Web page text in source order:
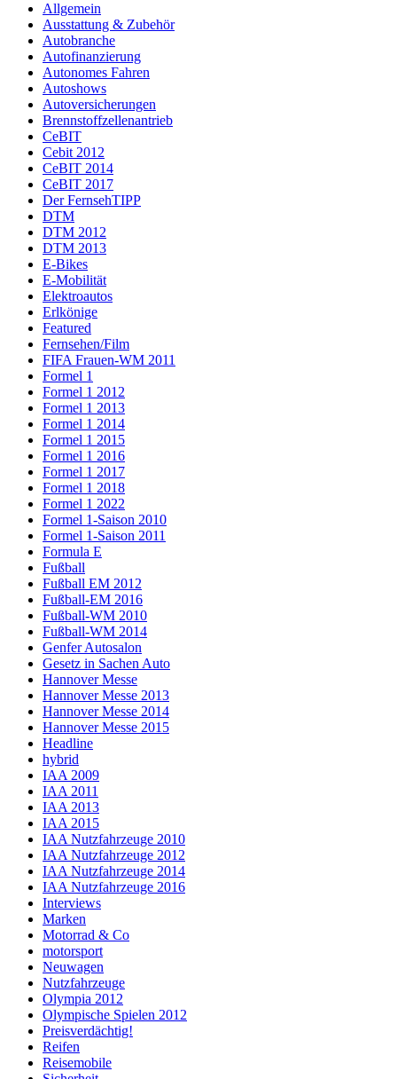
Allgemein
Ausstattung & Zubehör
Autobranche
Autofinanzierung
Autonomes Fahren
Autoshows
Autoversicherungen
Brennstoffzellenantrieb
CeBIT
Cebit 2012
CeBIT 2014
CeBIT 2017
Der FernsehTIPP
DTM
DTM 2012
DTM 2013
E-Bikes
E-Mobilität
Elektroautos
Erlkönige
Featured
Fernsehen/Film
FIFA Frauen-WM 2011
Formel 1
Formel 1 2012
Formel 1 2013
Formel 1 2014
Formel 1 2015
Formel 1 2016
Formel 1 2017
Formel 1 2018
Formel 1 2022
Formel 1-Saison 2010
Formel 1-Saison 2011
Formula E
Fußball
Fußball EM 2012
Fußball-EM 2016
Fußball-WM 2010
Fußball-WM 2014
Genfer Autosalon
Gesetz in Sachen Auto
Hannover Messe
Hannover Messe 2013
Hannover Messe 2014
Hannover Messe 2015
Headline
hybrid
IAA 2009
IAA 2011
IAA 2013
IAA 2015
IAA Nutzfahrzeuge 2010
IAA Nutzfahrzeuge 2012
IAA Nutzfahrzeuge 2014
IAA Nutzfahrzeuge 2016
Interviews
Marken
Motorrad & Co
motorsport
Neuwagen
Nutzfahrzeuge
Olympia 2012
Olympische Spielen 2012
Preisverdächtig!
Reifen
Reisemobile